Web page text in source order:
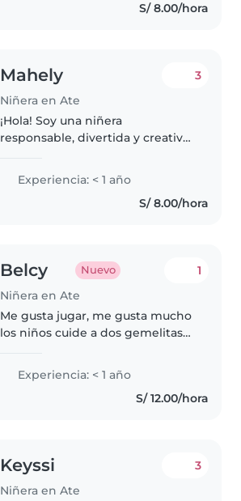
S/ 8.00/hora
Mahely
Niñera en Ate
3
¡Hola! Soy una niñera
responsable, divertida y creativa,
preescolar y en edad de
guardería. Aunque no tengo
experiencia previa, estoy
Experiencia: < 1 año
S/ 8.00/hora
Belcy Nuevo
Niñera en Ate
1
Me gusta jugar, me gusta mucho
los niños cuide a dos gemelitas
Experiencia: < 1 año
S/ 12.00/hora
Keyssi
Niñera en Ate
3